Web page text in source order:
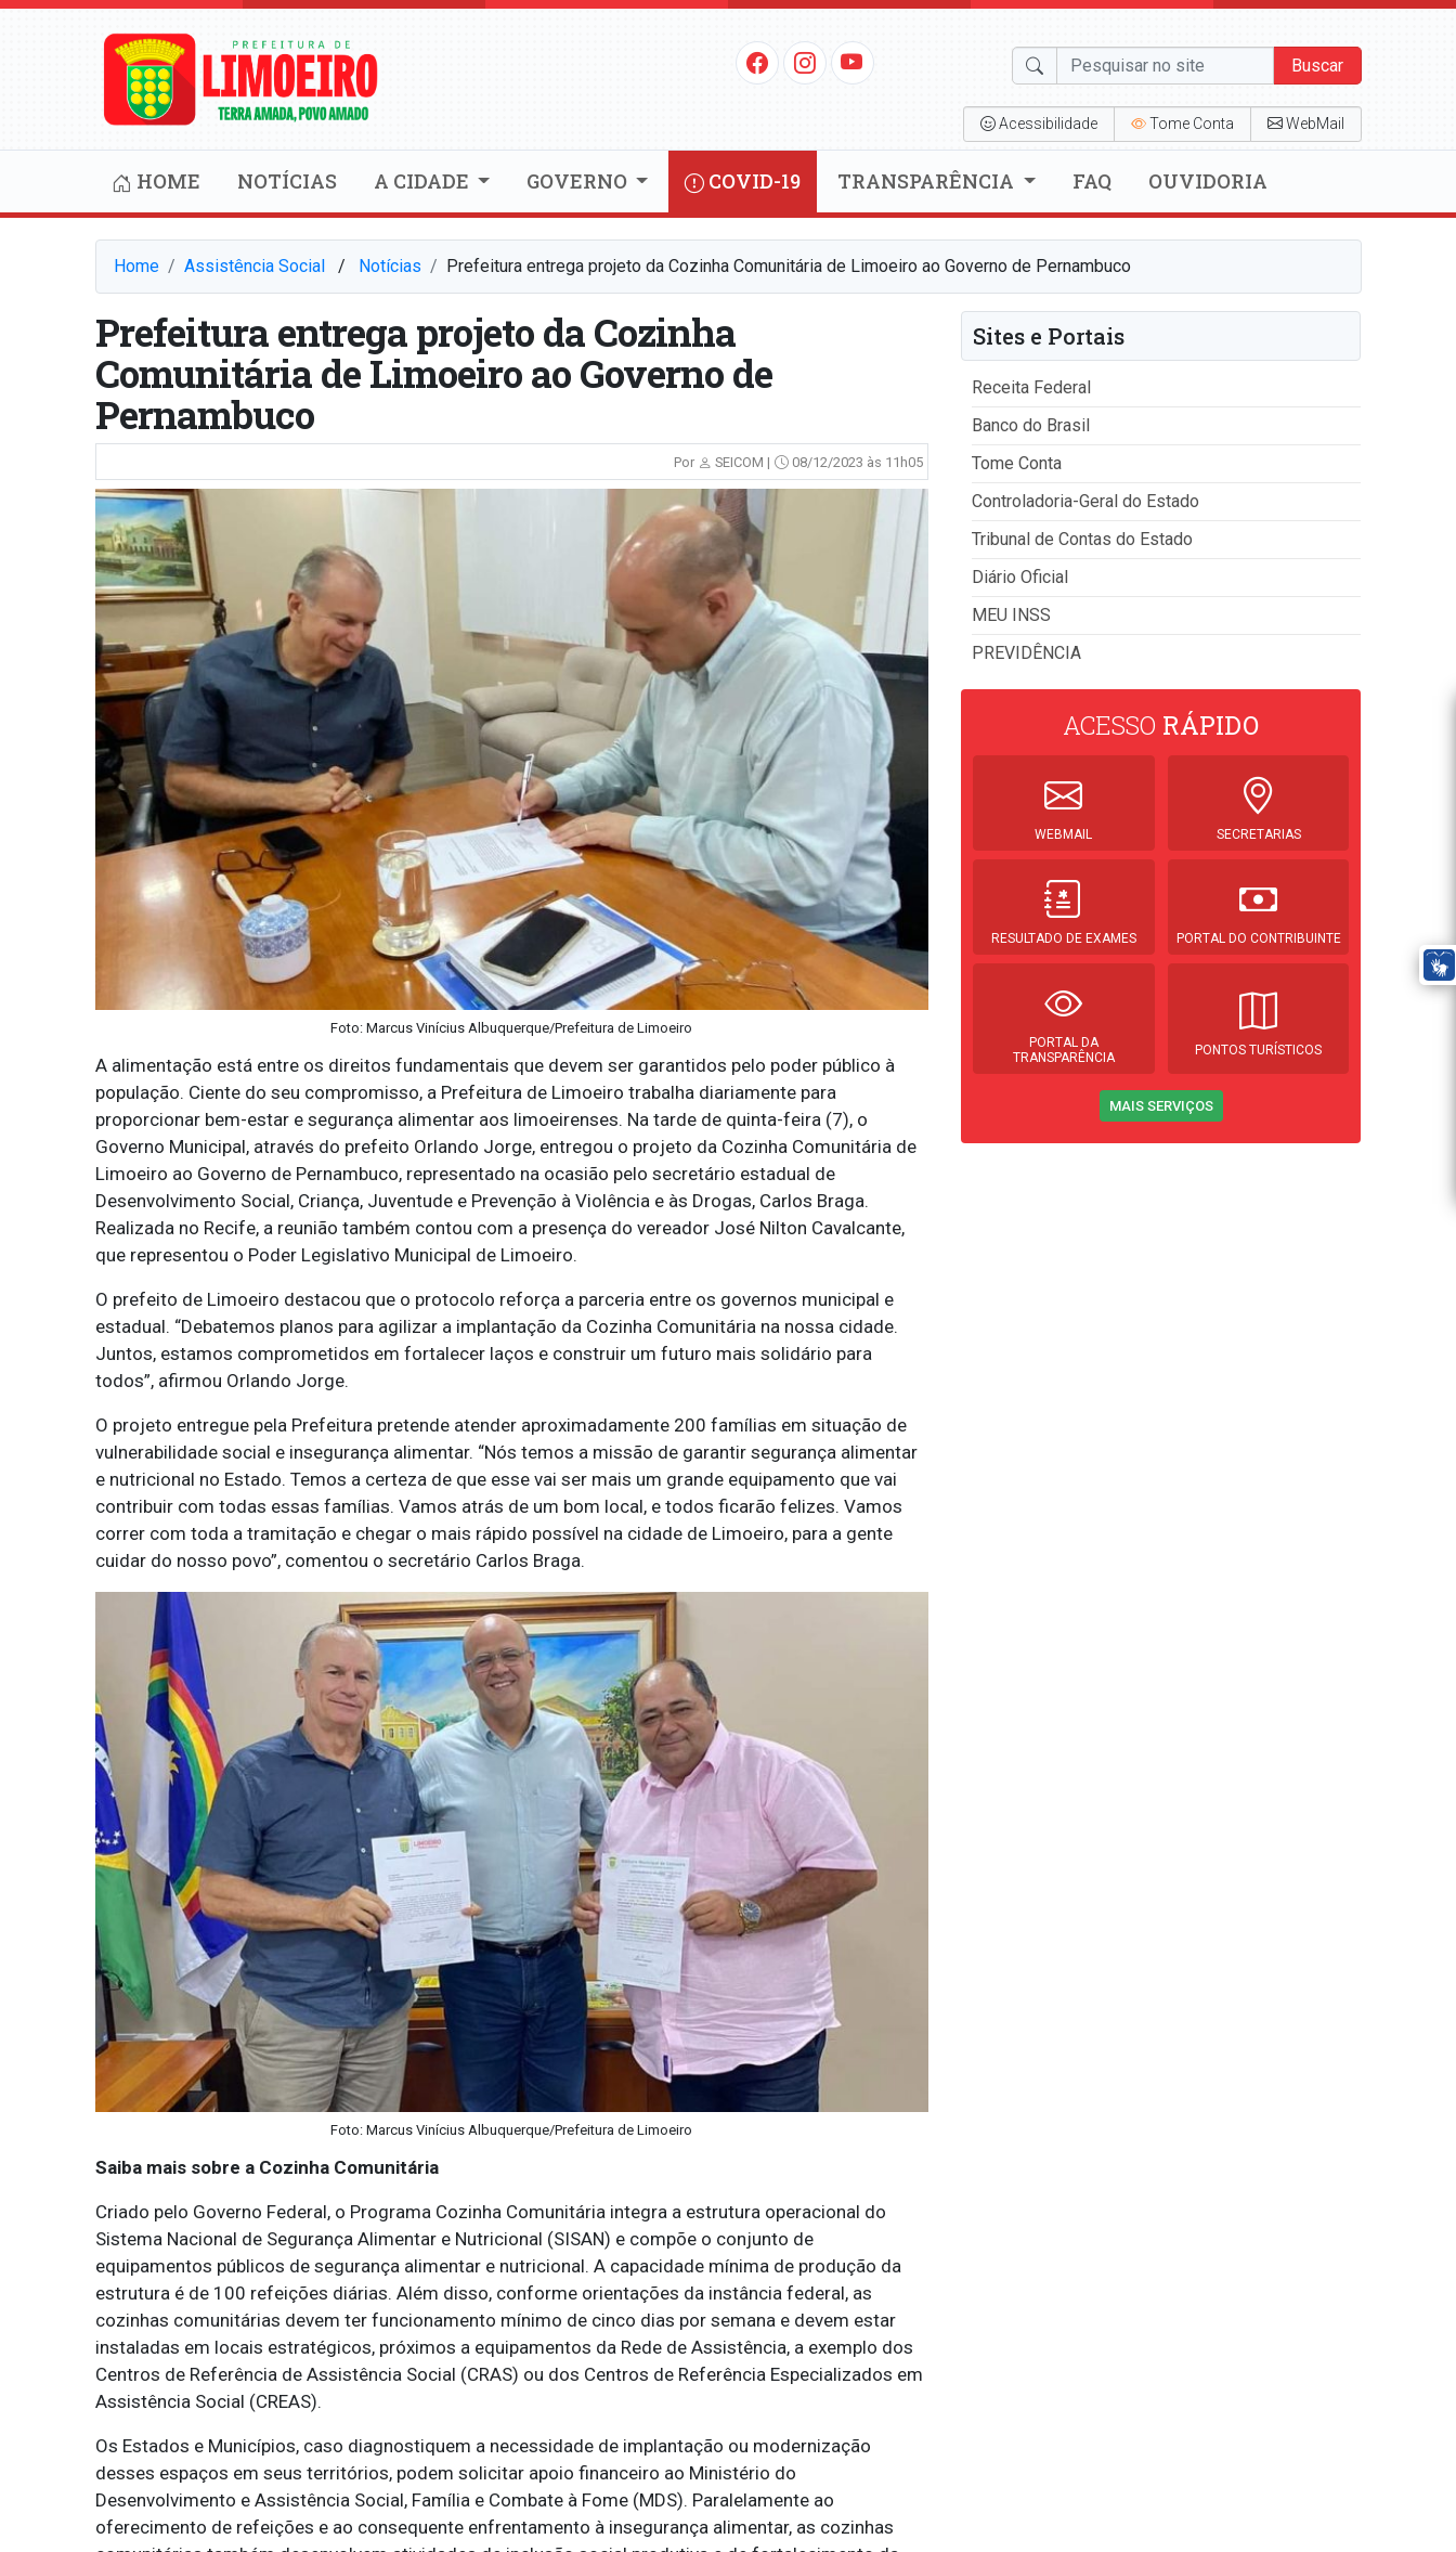
Buscar
Acessibilidade Tome Conta WebMail
HOME NOTÍCIAS A CIDADE GOVERNO COVID-19 TRANSPARÊNCIA FAQ OUVIDORIA
Home Assistência Social ⠀/⠀ Notícias Prefeitura entrega projeto da Cozinha Comunitária de Limoeiro ao Governo de Pernambuco
Prefeitura entrega projeto da Cozinha
Comunitária de Limoeiro ao Governo de
Pernambuco
Por SEICOM | 08/12/2023 às 11h05
Foto: Marcus Vinícius Albuquerque/Prefeitura de Limoeiro
A alimentação está entre os direitos fundamentais que devem ser garantidos pelo poder público à
população. Ciente do seu compromisso, a Prefeitura de Limoeiro trabalha diariamente para
proporcionar bem-estar e segurança alimentar aos limoeirenses. Na tarde de quinta-feira (7), o
Governo Municipal, através do prefeito Orlando Jorge, entregou o projeto da Cozinha Comunitária de
Limoeiro ao Governo de Pernambuco, representado na ocasião pelo secretário estadual de
Desenvolvimento Social, Criança, Juventude e Prevenção à Violência e às Drogas, Carlos Braga.
Realizada no Recife, a reunião também contou com a presença do vereador José Nilton Cavalcante,
que representou o Poder Legislativo Municipal de Limoeiro.
O prefeito de Limoeiro destacou que o protocolo reforça a parceria entre os governos municipal e
estadual. “Debatemos planos para agilizar a implantação da Cozinha Comunitária na nossa cidade.
Juntos, estamos comprometidos em fortalecer laços e construir um futuro mais solidário para
todos”, afirmou Orlando Jorge.
O projeto entregue pela Prefeitura pretende atender aproximadamente 200 famílias em situação de
vulnerabilidade social e insegurança alimentar. “Nós temos a missão de garantir segurança alimentar
e nutricional no Estado. Temos a certeza de que esse vai ser mais um grande equipamento que vai
contribuir com todas essas famílias. Vamos atrás de um bom local, e todos ficarão felizes. Vamos
correr com toda a tramitação e chegar o mais rápido possível na cidade de Limoeiro, para a gente
cuidar do nosso povo”, comentou o secretário Carlos Braga.
Foto: Marcus Vinícius Albuquerque/Prefeitura de Limoeiro
Saiba mais sobre a Cozinha Comunitária
Criado pelo Governo Federal, o Programa Cozinha Comunitária integra a estrutura operacional do
Sistema Nacional de Segurança Alimentar e Nutricional (SISAN) e compõe o conjunto de
equipamentos públicos de segurança alimentar e nutricional. A capacidade mínima de produção da
estrutura é de 100 refeições diárias. Além disso, conforme orientações da instância federal, as
cozinhas comunitárias devem ter funcionamento mínimo de cinco dias por semana e devem estar
instaladas em locais estratégicos, próximos a equipamentos da Rede de Assistência, a exemplo dos
Centros de Referência de Assistência Social (CRAS) ou dos Centros de Referência Especializados em
Assistência Social (CREAS).
Os Estados e Municípios, caso diagnostiquem a necessidade de implantação ou modernização
desses espaços em seus territórios, podem solicitar apoio financeiro ao Ministério do
Desenvolvimento e Assistência Social, Família e Combate à Fome (MDS). Paralelamente ao
oferecimento de refeições e ao consequente enfrentamento à insegurança alimentar, as cozinhas
Sites e Portais
Receita Federal
Banco do Brasil
Tome Conta
Controladoria-Geral do Estado
Tribunal de Contas do Estado
Diário Oficial
MEU INSS
PREVIDÊNCIA
ACESSO RÁPIDO
WEBMAIL SECRETARIAS
RESULTADO DE EXAMES PORTAL DO CONTRIBUINTE
PORTAL DA
TRANSPARÊNCIA
PONTOS TURÍSTICOS
MAIS SERVIÇOS